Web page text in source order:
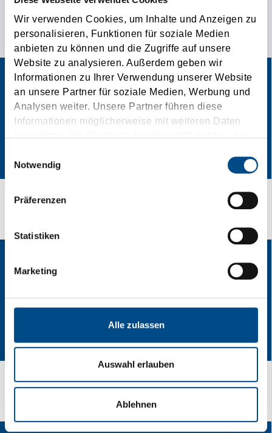
Wir verwenden Cookies, um Inhalte und Anzeigen zu
personalisieren, Funktionen für soziale Medien
anbieten zu können und die Zugriffe auf unsere
Website zu analysieren. Außerdem geben wir
Informationen zu Ihrer Verwendung unserer Website
an unsere Partner für soziale Medien, Werbung und
Analysen weiter. Unsere Partner führen diese
Informationen möglicherweise mit weiteren Daten
zusammen, die Sie ihnen bereitgestellt haben oder
gesammelt haben.
Notwendig
Präferenzen
Statistiken
Marketing
Alle zulassen
Auswahl erlauben
Ablehnen
TRANSPORTA!
Sigurno je sigurno!